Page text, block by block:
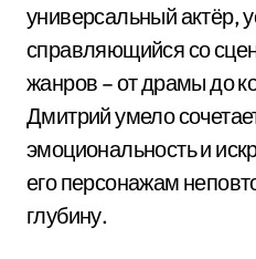
универсальный актёр,
справляющийся со
жанров – от драмы до
Дмитрий умело
эмоциональность и
его персонажам
глубину.